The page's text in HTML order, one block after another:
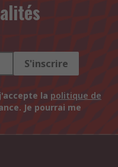
S'inscrire
la politique de
Je pourrai me